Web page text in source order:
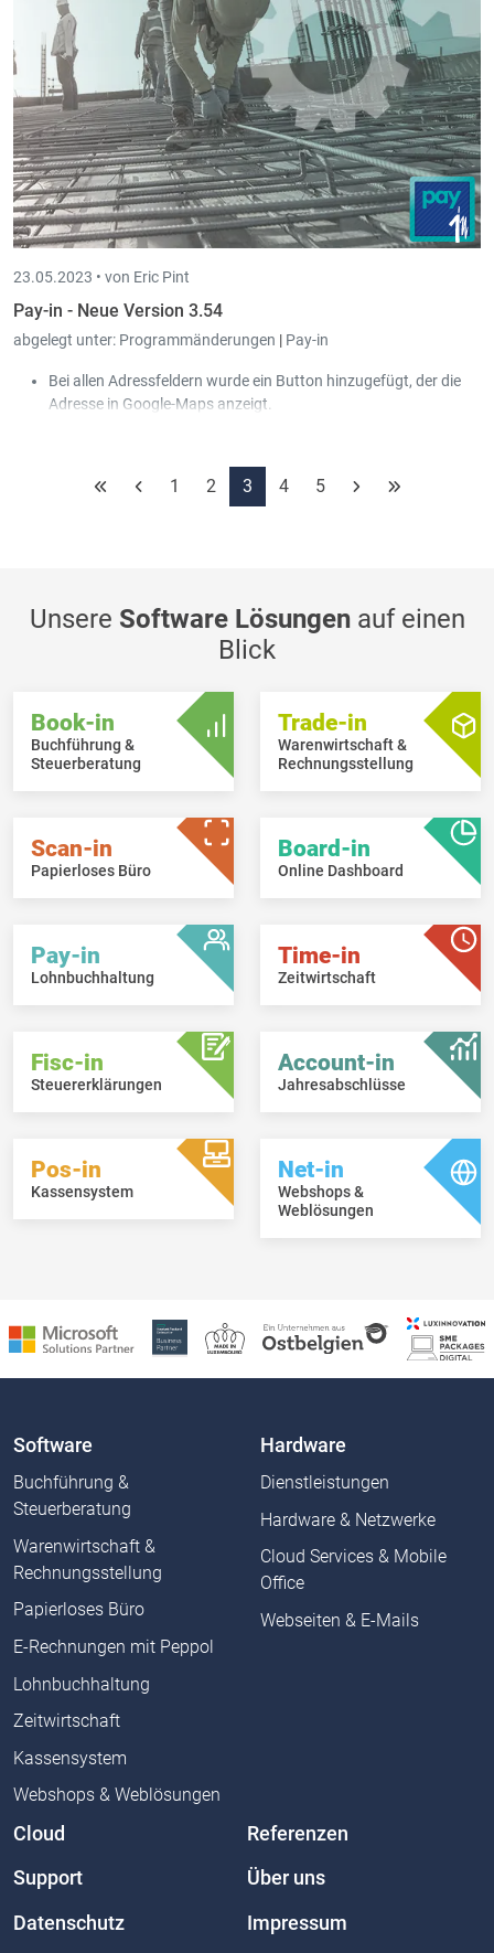
23.05.2023 • von Eric Pint
Pay-in - Neue Version 3.54
abgelegt unter: Programmänderungen | Pay-in
Bei allen Adressfeldern wurde ein Button hinzugefügt, der die
Adresse in Google-Maps anzeigt.
CIE berechnen wurde deaktiviert
1 2 3 4 5
Unsere Software Lösungenauf einen
Blick
Book-in
Buchführung &
Steuerberatung
Trade-in
Warenwirtschaft &
Rechnungsstellung
Scan-in
Papierloses Büro
Board-in
Online Dashboard
Pay-in
Lohnbuchhaltung
Time-in
Zeitwirtschaft
Fisc-in
Steuererklärungen
Account-in
Jahresabschlüsse
Pos-in
Kassensystem
Net-in
Webshops &
Weblösungen
Software
Buchführung &
Steuerberatung
Warenwirtschaft &
Rechnungsstellung
Papierloses Büro
E-Rechnungen mit Peppol
Lohnbuchhaltung
Zeitwirtschaft
Kassensystem
Webshops & Weblösungen
Hardware
Dienstleistungen
Hardware & Netzwerke
Cloud Services & Mobile
Office
Webseiten & E-Mails
Cloud Referenzen
Support Über uns
Datenschutz Impressum